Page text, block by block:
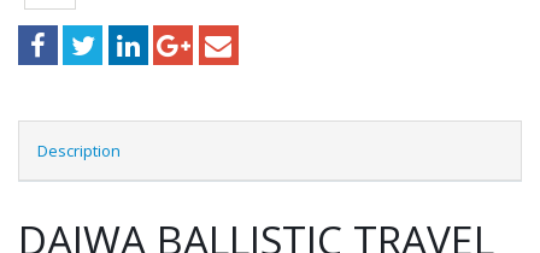
Description
DAIWA BALLISTIC TRAVEL